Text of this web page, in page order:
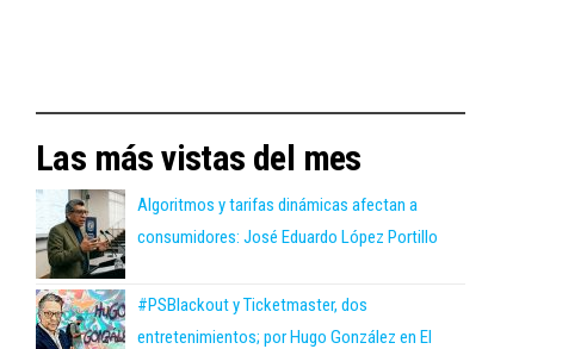
Las más vistas del mes
Algoritmos y tarifas dinámicas afectan a
consumidores: José Eduardo López Portillo
#PSBlackout y Ticketmaster, dos
entretenimientos; por Hugo González en El